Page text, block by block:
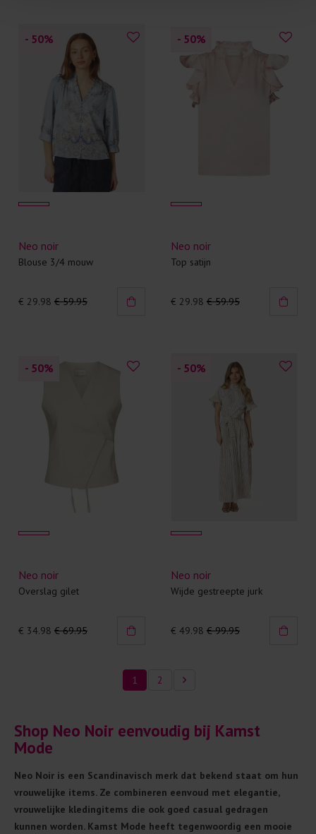
- 50%
Neo noir
Blouse 3/4 mouw
€ 29.98 € 59.95
- 50%
Neo noir
Top satijn
€ 29.98 € 59.95
- 50%
Neo noir
Overslag gilet
€ 34.98 € 69.95
- 50%
Neo noir
Wijde gestreepte jurk
€ 49.98 € 99.95
1 2
Shop Neo Noir eenvoudig bij Kamst
Mode
Neo Noir is een Scandinavisch merk dat bekend staat om hun
vrouwelijke items. Ze combineren eenvoud met elegantie,
vrouwelijke kledingitems die ook goed casual gedragen
kunnen worden. Kamst Mode heeft tegenwoordig een mooie